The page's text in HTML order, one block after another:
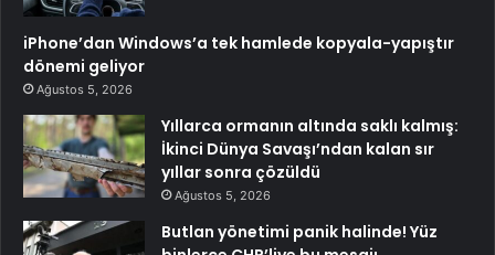
iPhone’dan Windows’a tek hamlede kopyala-yapıştır
dönemi geliyor
Ağustos 5, 2026
Yıllarca ormanın altında saklı kalmış:
İkinci Dünya Savaşı’ndan kalan sır
yıllar sonra çözüldü
Ağustos 5, 2026
Butlan yönetimi panik halinde! Yüz